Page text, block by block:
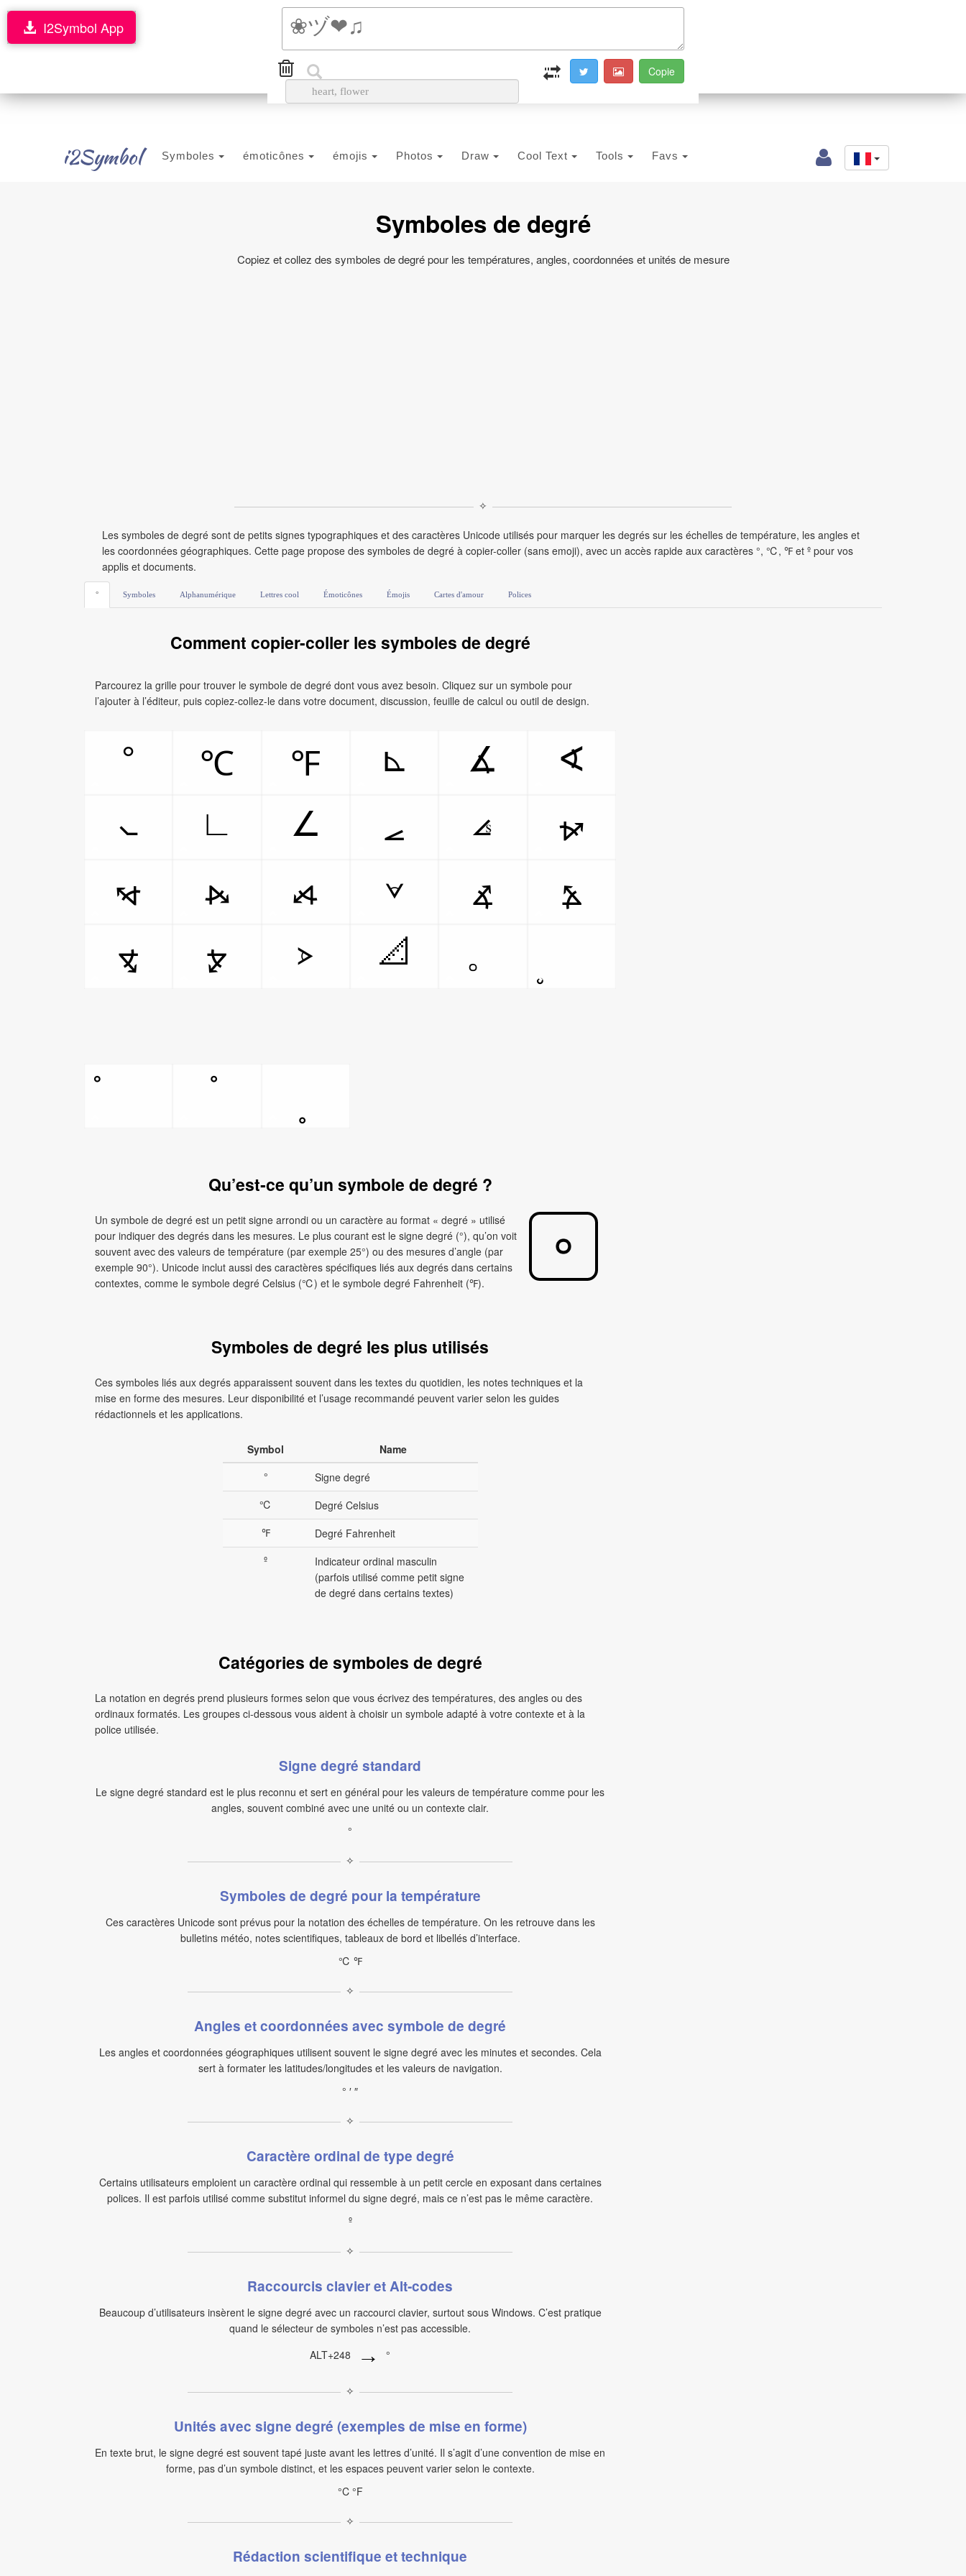
i2Symbol Symboles émoticônes émojis Photos Draw Cool Text Tools Favs
I2Symbol App
Symboles de degré
Copiez et collez des symboles de degré pour les températures, angles, coordonnées et unités de mesure
✧
Les symboles de degré sont de petits signes typographiques et des caractères Unicode utilisés pour marquer les degrés sur les échelles de température, les angles et
les coordonnées géographiques. Cette page propose des symboles de degré à copier-coller (sans emoji), avec un accès rapide aux caractères °, ℃, ℉ et º pour vos
applis et documents.
° Symboles Alphanumérique Lettres cool Émoticônes Émojis Cartes d'amour Polices
Comment copier-coller les symboles de degré
Parcourez la grille pour trouver le symbole de degré dont vous avez besoin. Cliquez sur un symbole pour
l’ajouter à l’éditeur, puis copiez-collez-le dans votre document, discussion, feuille de calcul ou outil de design.
° ℃ ℉ ⊾ ∡
∢
⦦
∟ ∠ ⦟ ⦞
⦬
⦭
⦮ ⦯ ⦡ ⦨
⦩
⦪
⦫ ⦠ 📐 。
Qu’est‑ce qu’un symbole de degré ?
Un symbole de degré est un petit signe arrondi ou un caractère au format « degré » utilisé
pour indiquer des degrés dans les mesures. Le plus courant est le signe degré (°), qu’on voit
souvent avec des valeurs de température (par exemple 25°) ou des mesures d’angle (par
exemple 90°). Unicode inclut aussi des caractères spécifiques liés aux degrés dans certains
contextes, comme le symbole degré Celsius (℃) et le symbole degré Fahrenheit (℉).
Symboles de degré les plus utilisés
Ces symboles liés aux degrés apparaissent souvent dans les textes du quotidien, les notes techniques et la
mise en forme des mesures. Leur disponibilité et l’usage recommandé peuvent varier selon les guides
rédactionnels et les applications.
Symbol
Name
°
Signe degré
℃
Degré Celsius
℉
Degré Fahrenheit
º
Indicateur ordinal masculin
(parfois utilisé comme petit signe
de degré dans certains textes)
Catégories de symboles de degré
La notation en degrés prend plusieurs formes selon que vous écrivez des températures, des angles ou des
ordinaux formatés. Les groupes ci‑dessous vous aident à choisir un symbole adapté à votre contexte et à la
police utilisée.
Signe degré standard
Le signe degré standard est le plus reconnu et sert en général pour les valeurs de température comme pour les
angles, souvent combiné avec une unité ou un contexte clair.
°
✧
Symboles de degré pour la température
Ces caractères Unicode sont prévus pour la notation des échelles de température. On les retrouve dans les
bulletins météo, notes scientifiques, tableaux de bord et libellés d’interface.
℃ ℉
✧
Angles et coordonnées avec symbole de degré
Les angles et coordonnées géographiques utilisent souvent le signe degré avec les minutes et secondes. Cela
sert à formater les latitudes/longitudes et les valeurs de navigation.
° ′ ″
✧
Caractère ordinal de type degré
Certains utilisateurs emploient un caractère ordinal qui ressemble à un petit cercle en exposant dans certaines
polices. Il est parfois utilisé comme substitut informel du signe degré, mais ce n’est pas le même caractère.
º
✧
Raccourcis clavier et Alt‑codes
Beaucoup d’utilisateurs insèrent le signe degré avec un raccourci clavier, surtout sous Windows. C’est pratique
quand le sélecteur de symboles n’est pas accessible.
ALT+248
→ °
✧
Unités avec signe degré (exemples de mise en forme)
En texte brut, le signe degré est souvent tapé juste avant les lettres d’unité. Il s’agit d’une convention de mise en
forme, pas d’un symbole distinct, et les espaces peuvent varier selon le contexte.
°C °F
✧
Rédaction scientifique et technique